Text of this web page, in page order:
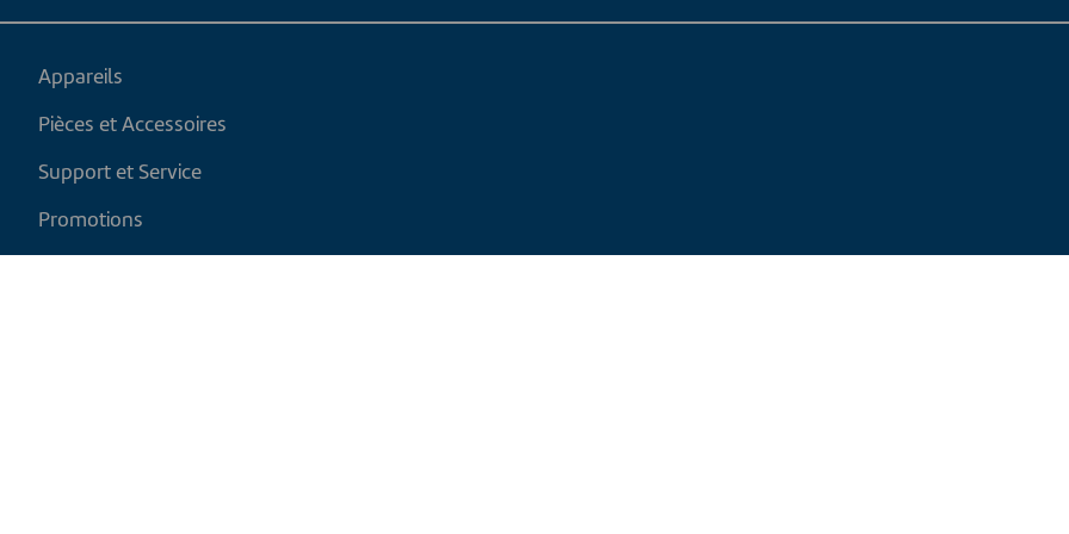
Appareils
Pièces et Accessoires
Support et Service
Promotions